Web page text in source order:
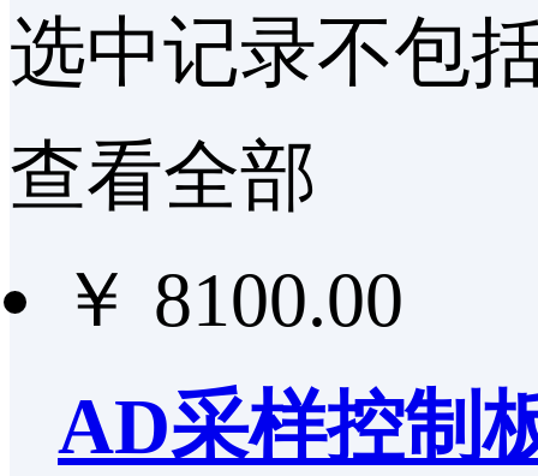
选中记录不包
查看全部
￥ 8100.00
AD采样控制